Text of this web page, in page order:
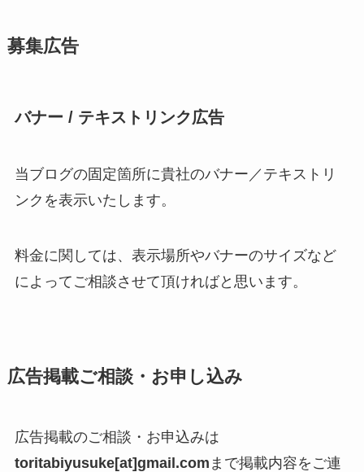
募集広告
バナー / テキストリンク広告
当ブログの固定箇所に貴社のバナー／テキストリ
ンクを表示いたします。
料金に関しては、表示場所やバナーのサイズなど
によってご相談させて頂ければと思います。
広告掲載ご相談・お申し込み
広告掲載のご相談・お申込みは
toritabiyusuke[at]gmail.com まで掲載内容をご連